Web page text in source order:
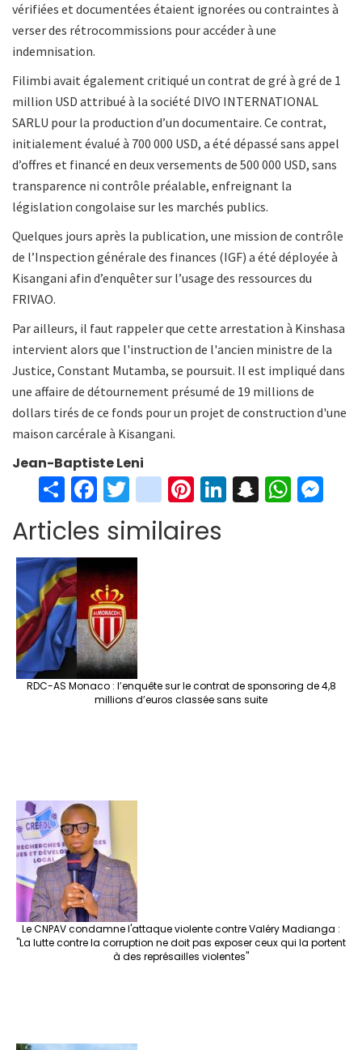
vérifiées et documentées étaient ignorées ou contraintes à
verser des rétrocommissions pour accéder à une
indemnisation.
Filimbi avait également critiqué un contrat de gré à gré de 1
million USD attribué à la société DIVO INTERNATIONAL
SARLU pour la production d’un documentaire. Ce contrat,
initialement évalué à 700 000 USD, a été dépassé sans appel
d’offres et financé en deux versements de 500 000 USD, sans
transparence ni contrôle préalable, enfreignant la
législation congolaise sur les marchés publics.
Quelques jours après la publication, une mission de contrôle
de l’Inspection générale des finances (IGF) a été déployée à
Kisangani afin d’enquêter sur l’usage des ressources du
FRIVAO.
Par ailleurs, il faut rappeler que cette arrestation à Kinshasa
intervient alors que l'instruction de l'ancien ministre de la
Justice, Constant Mutamba, se poursuit. Il est impliqué dans
une affaire de détournement présumé de 19 millions de
dollars tirés de ce fonds pour un projet de construction d'une
maison carcérale à Kisangani.
Jean-Baptiste Leni
S
h
ar
e
Fa
ce
b
o
o
k
T
wi
tt
er
in
st
ag
Pi
er
Li S W
Articles similaires
RDC-AS Monaco : l’enquête sur le contrat de sponsoring de 4,8
millions d’euros classée sans suite
Le CNPAV condamne l'attaque violente contre Valéry Madianga :
"La lutte contre la corruption ne doit pas exposer ceux qui la portent
à des représailles violentes"